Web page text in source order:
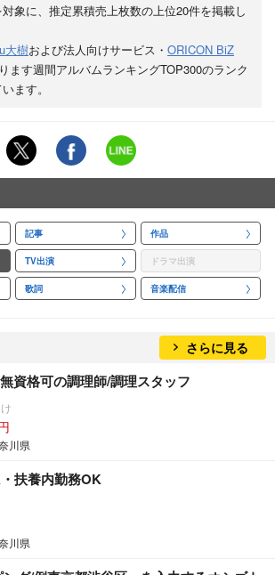
象に、推定累積売上枚数の上位20件を掲載し
大樹および法人向けサービス・ ORICON BiZ
ます週間アルバムランキングTOP300のランク
ます。
記事 作品
TV出演 ドラマ出演
歌詞 音楽配信
さらに見る
資格可の調理師/調理スタッフ
川県
扶養内勤務OK
川県